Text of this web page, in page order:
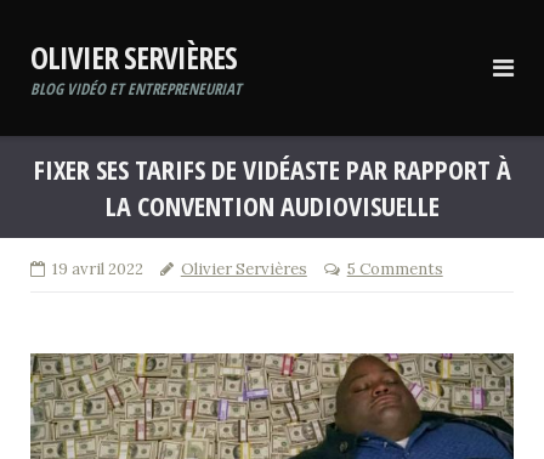
contentOLIVIER SERVIÈRES
BLOG VIDÉO ET ENTREPRENEURIAT
FIXER SES TARIFS DE VIDÉASTE PAR RAPPORT À
LA CONVENTION AUDIOVISUELLE
19 avril 2022 Olivier Servières 5 Comments